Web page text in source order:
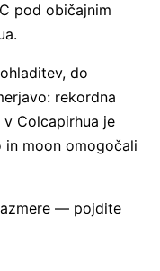
pod običajnim
do
rekordna
Colcapirhua je
in moon omogočali
— pojdite